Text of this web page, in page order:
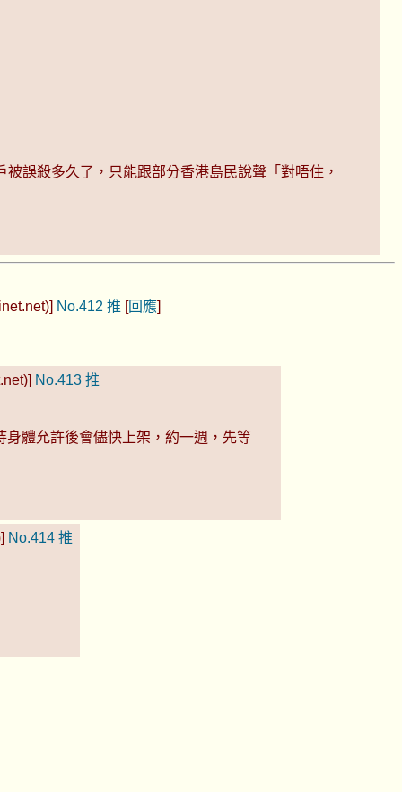
誤殺多久了，只能跟部分香港島民說聲「對唔住，
No.412 推 [回應]
No.413 推
體允許後會儘快上架，約一週，先等
No.414 推